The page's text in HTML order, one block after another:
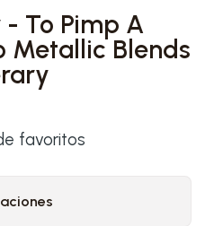
To Pimp A
Metallic Blends
favoritos